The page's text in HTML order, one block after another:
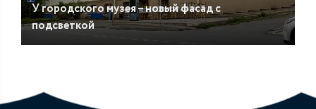
У городского музея – новый фасад с
подсветкой